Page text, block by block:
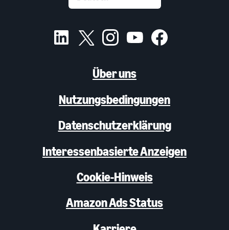
Über uns
Nutzungsbedingungen
Datenschutzerklärung
Interessenbasierte Anzeigen
Cookie-Hinweis
Amazon Ads Status